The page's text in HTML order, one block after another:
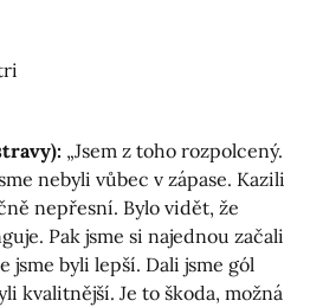
„Jsem z toho rozpolcený.
nebyli vůbec v zápase. Kazili
nepřesní. Bylo vidět, že
Pak jsme si najednou začali
byli lepší. Dali jsme gól
kvalitnější. Je to škoda, možná